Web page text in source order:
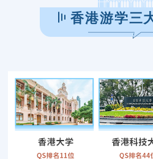
香港游学三